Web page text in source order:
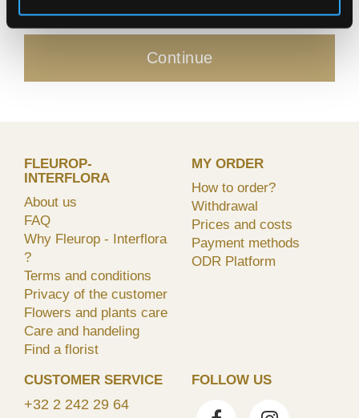
Continue
FLEUROP-
INTERFLORA
About us
FAQ
Why Fleurop - Interflora
?
Terms and conditions
Privacy of the customer
Flowers and plants care
Care and handeling
Find a florist
MY ORDER
How to order?
Withdrawal
Prices and costs
Payment methods
ODR Platform
CUSTOMER SERVICE
+32 2 242 29 64
FOLLOW US